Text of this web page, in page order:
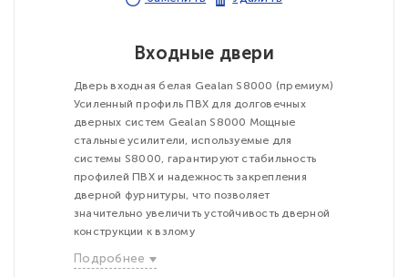
Входные двери
Дверь входная белая Gealan S8000 (премиум)
Усиленный профиль ПВХ для долговечных
дверных систем Gealan S8000 Мощные
стальные усилители, используемые для
системы S8000, гарантируют стабильность
профилей ПВХ и надежность закрепления
дверной фурнитуры, что позволяет
значительно увеличить устойчивость дверной
конструкции к взлому
Подробнее